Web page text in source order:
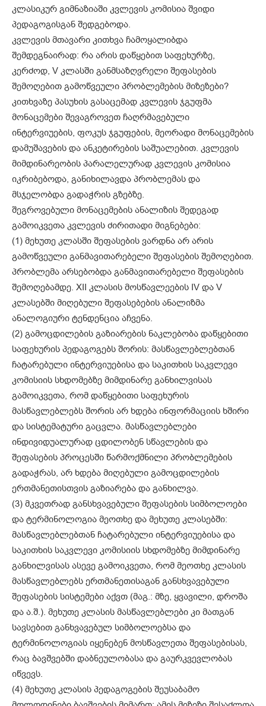
კლასიკურ გიმნაზიაში კვლევის კომისია შვიდი
პედაგოგისგან შედგებოდა.
კვლევის მთავარი კითხვა ჩამოყალიბდა
შემდეგნაირად: რა არის დაწყებით საფეხურზე,
კერძოდ, V კლასში განმსაზღვრელი შეფასების
შემოღებით გამოწვეული პრობლემების მიზეზები?
კითხვაზე პასუხის გასაცემად კვლევის ჯგუფმა
მონაცემები შევაგროვეთ ჩაღრმავებული
ინტერვიუების, ფოკუს ჯგუფების, მეორადი მონაცემების
დამუშავების და ანკეტირების საშუალებით. კვლევის
მიმდინარეობის პარალელურად კვლევის კომისია
იკრიბებოდა, განიხილავდა პრობლემას და
მსჯელობდა გადაჭრის გზებზე.
შეგროვებული მონაცემების ანალიზის შედეგად
გამოიკვეთა კვლევის ძირითადი მიგნებები:
(1) მეხუთე კლასში შეფასების ვარდნა არ არის
გამოწვეული განმავითარებელი შეფასების შემოღებით.
პრობლემა არსებობდა განმავითარებელი შეფასების
შემოღებამდე. XII კლასის მოსწავლეების IV და V
კლასებში მიღებული შეფასებების ანალიზმა
ანალოგიური ტენდენცია აჩვენა.
(2) გამოცდილების გაზიარების ნაკლებობა დაწყებითი
საფეხურის პედაგოგებს შორის: მასწავლებლებთან
ჩატარებული ინტერვიუებისა და საკითხის საკვლევი
კომისიის სხდომებზე მიმდინარე განხილვისას
გამოიკვეთა, რომ დაწყებითი საფეხურის
მასწავლებლებს შორის არ ხდება ინფორმაციის ხშირი
და სისტემატური გაცვლა. მასწავლებლები
ინდივიდუალურად ცდილობენ სწავლების და
შეფასების პროცესში წარმოქმნილი პრობლემების
გადაჭრას, არ ხდება მიღებული გამოცდილების
ერთმანეთისთვის გაზიარება და განხილვა.
(3) მკვეთრად განსხვავებული შეფასების სიმბოლოები
და ტერმინოლოგია მეოთხე და მეხუთე კლასებში:
მასწავლებლებთან ჩატარებული ინტერვიუებისა და
საკითხის საკვლევი კომისიის სხდომებზე მიმდინარე
განხილვისას ასევე გამოიკვეთა, რომ მეოთხე კლასის
მასწავლებლებს ერთმანეთისაგან განსხვავებული
შეფასების სისტემები აქვთ (მაგ.: მზე, ყვავილი, დროშა
და ა.შ.). მეხუთე კლასის მასწავლებლები კი მათგან
სავსებით განხვავებულ სიმბოლოებსა და
ტერმინოლოგიას იყენებენ მოსწავლეთა შეფასებისას,
რაც ბავშვებში დაბნეულობასა და გაურკვევლობას
იწვევს.
(4) მეხუთე კლასის პედაგოგების შეუსაბამო